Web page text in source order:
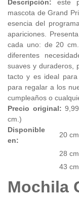
Descripción: este
mascota de Grand
esencia del
apariciones.
cada uno: de 20
diferentes
suaves y duraderos,
tacto y es ideal
para regalar a los
cumpleaños o
Precio original:
cm.)
Disponible
en:
20
28
43
Mochila